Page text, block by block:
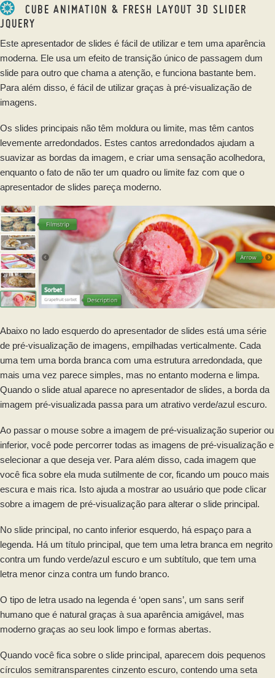
CUBE ANIMATION & FRESH LAYOUT 3D SLIDER
JQUERY
Este apresentador de slides é fácil de utilizar e tem uma aparência
moderna. Ele usa um efeito de transição único de passagem dum
slide para outro que chama a atenção, e funciona bastante bem.
Para além disso, é fácil de utilizar graças à pré-visualização de
imagens.
Os slides principais não têm moldura ou limite, mas têm cantos
levemente arredondados. Estes cantos arredondados ajudam a
suavizar as bordas da imagem, e criar uma sensação acolhedora,
enquanto o fato de não ter um quadro ou limite faz com que o
apresentador de slides pareça moderno.
Abaixo no lado esquerdo do apresentador de slides está uma série
de pré-visualização de imagens, empilhadas verticalmente. Cada
uma tem uma borda branca com uma estrutura arredondada, que
mais uma vez parece simples, mas no entanto moderna e limpa.
Quando o slide atual aparece no apresentador de slides, a borda da
imagem pré-visualizada passa para um atrativo verde/azul escuro.
Ao passar o mouse sobre a imagem de pré-visualização superior ou
inferior, você pode percorrer todas as imagens de pré-visualização e
selecionar a que deseja ver. Para além disso, cada imagem que
você fica sobre ela muda sutilmente de cor, ficando um pouco mais
escura e mais rica. Isto ajuda a mostrar ao usuário que pode clicar
sobre a imagem de pré-visualização para alterar o slide principal.
No slide principal, no canto inferior esquerdo, há espaço para a
legenda. Há um título principal, que tem uma letra branca em negrito
contra um fundo verde/azul escuro e um subtítulo, que tem uma
letra menor cinza contra um fundo branco.
O tipo de letra usado na legenda é ‘open sans’, um sans serif
humano que é natural graças à sua aparência amigável, mas
moderno graças ao seu look limpo e formas abertas.
Quando você fica sobre o slide principal, aparecem dois pequenos
círculos semitransparentes cinzento escuro, contendo uma seta